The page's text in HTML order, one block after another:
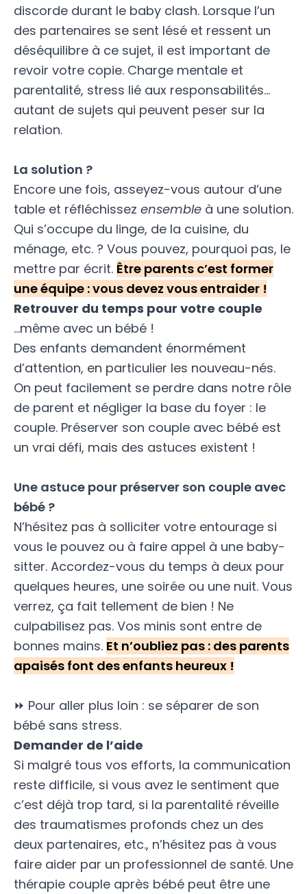
discorde durant le baby clash. Lorsque l’un
des partenaires se sent lésé et ressent un
déséquilibre à ce sujet, il est important de
revoir votre copie. Charge mentale et
parentalité, stress lié aux responsabilités…
autant de sujets qui peuvent peser sur la
relation.
La solution ?
Encore une fois, asseyez-vous autour d’une
table et réfléchissez ensemble à une solution.
Qui s’occupe du linge, de la cuisine, du
ménage, etc. ? Vous pouvez, pourquoi pas, le
mettre par écrit. Être parents c’est former
une équipe : vous devez vous entraider !
Retrouver du temps pour votre couple
…même avec un bébé !
Des enfants demandent énormément
d’attention, en particulier les nouveau-nés.
On peut facilement se perdre dans notre rôle
de parent et négliger la base du foyer : le
couple. Préserver son couple avec bébé est
un vrai défi, mais des astuces existent !
Une astuce pour préserver son couple avec
bébé ?
N’hésitez pas à solliciter votre entourage si
vous le pouvez ou à faire appel à une baby-
sitter. Accordez-vous du temps à deux pour
quelques heures, une soirée ou une nuit. Vous
verrez, ça fait tellement de bien ! Ne
culpabilisez pas. Vos minis sont entre de
bonnes mains. Et n’oubliez pas : des parents
apaisés font des enfants heureux !
⏩ Pour aller plus loin : se séparer de son
bébé sans stress.
Demander de l’aide
Si malgré tous vos efforts, la communication
reste difficile, si vous avez le sentiment que
c’est déjà trop tard, si la parentalité réveille
des traumatismes profonds chez un des
deux partenaires, etc., n’hésitez pas à vous
faire aider par un professionnel de santé. Une
thérapie couple après bébé peut être une